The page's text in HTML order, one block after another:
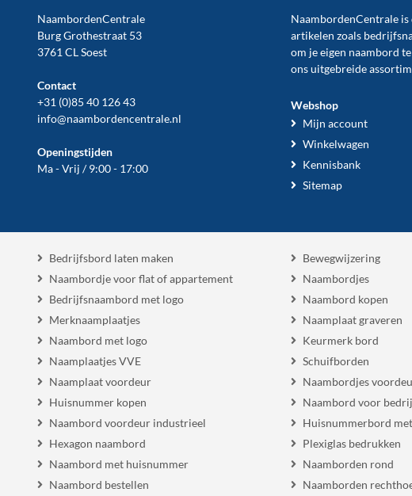
NaambordenCentrale
Burg Grothestraat 53
3761 CL Soest
Contact
+31 (0)85 40 126 43
info@naambordencentrale.nl
Openingstijden
Ma - Vrij / 9:00 - 17:00
NaambordenCentrale
artikelen zoals
om je eigen naambord
ons uitgebreide
Webshop
Mijn account
Winkelwagen
Kennisbank
Sitemap
Bedrijfsbord laten maken
Naambordje voor flat of appartement
Bedrijfsnaambord met logo
Merknaamplaatjes
Naambord met logo
Naamplaatjes VVE
Naamplaat voordeur
Huisnummer kopen
Naambord voordeur industrieel
Hexagon naambord
Naambord met huisnummer
Naambord bestellen
Bewegwijzering
Naambordjes
Naambord kopen
Naamplaat graveren
Keurmerk bord
Schuifborden
Naambordjes
Naambord voor
Huisnummerbord
Plexiglas bedrukken
Naamborden rond
Naamborden